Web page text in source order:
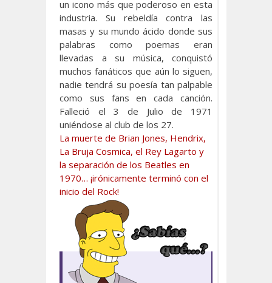
un icono más que poderoso en esta
industria. Su rebeldía contra las
masas y su mundo ácido donde sus
palabras como poemas eran
llevadas a su música, conquistó
muchos fanáticos que aún lo siguen,
nadie tendrá su poesía tan palpable
como sus fans en cada canción.
Falleció el 3 de Julio de 1971
uniéndose al club de los 27.
La muerte de Brian Jones, Hendrix,
La Bruja Cosmica, el Rey Lagarto y
la separación de los Beatles en
1970… ¡irónicamente terminó con el
inicio del Rock!